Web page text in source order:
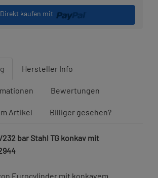
Direkt kaufen mit
Hersteller Info
Bewertungen
Artikel Billiger gesehen?
232 bar Stahl TG konkav mit
Eurocylinder mit konkavem